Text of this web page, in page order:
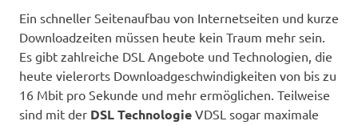
Ein schneller Seitenaufbau von Internetseiten und kurze
Downloadzeiten müssen heute kein Traum mehr sein.
Es gibt zahlreiche DSL Angebote und Technologien, die
heute vielerorts Downloadgeschwindigkeiten von bis zu
16 Mbit pro Sekunde und mehr ermöglichen. Teilweise
sind mit der DSL Technologie VDSL sogar maximale